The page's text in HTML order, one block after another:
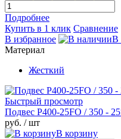
Подробнее
Купить в 1 клик Сравнение
В избранное
В
Материал
Жесткий
Быстрый просмотр
Подвес P400-25FO / 350 -
руб. / шт
В корзину